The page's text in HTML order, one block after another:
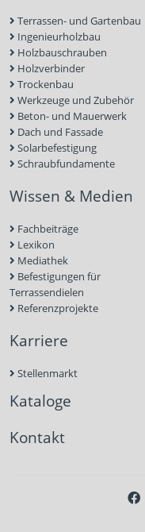
Terrassen- und Gartenbau
Ingenieurholzbau
Holzbauschrauben
Holzverbinder
Trockenbau
Werkzeuge und Zubehör
Beton- und Mauerwerk
Dach und Fassade
Solarbefestigung
Schraubfundamente
Wissen & Medien
Fachbeiträge
Lexikon
Mediathek
Befestigungen für
Terrassendielen
Referenzprojekte
Karriere
Stellenmarkt
Kataloge
Kontakt